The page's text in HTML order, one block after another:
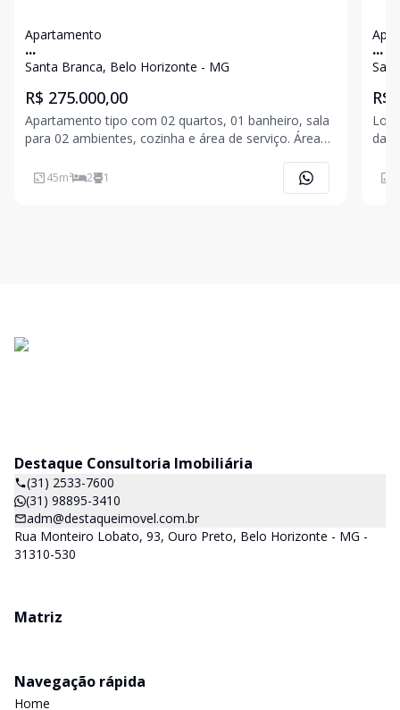
Apartamento
...
Santa Branca, Belo Horizonte - MG
R$ 275.000,00
Apartamento tipo com 02 quartos, 01 banheiro, sala
para 02 ambientes, cozinha e área de serviço. Área
garagem descobertas. Janelas de alumínio e prédio
45m² 2 1
...
R$
da
Destaque Consultoria Imobiliária
(31) 2533-7600
(31) 98895-3410
adm@destaqueimovel.com.br
Rua Monteiro Lobato, 93, Ouro Preto, Belo Horizonte - MG -
31310-530
Matriz
Navegação rápida
Home